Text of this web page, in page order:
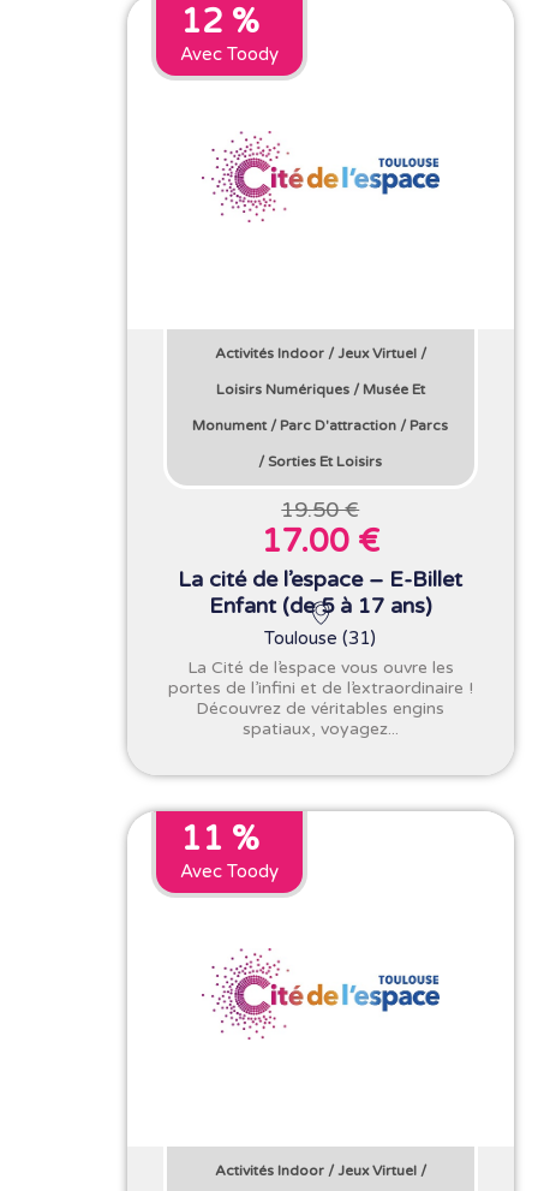
12 %
Avec Toody
Activités Indoor/ Jeux Virtuel/
Loisirs Numériques/ Musée Et
Monument/ Parc D'attraction / Parcs
/Sorties Et Loisirs
19.50 €
17.00 €
La cité de l’espace – E-Billet
Enfant (de 5 à 17 ans)
Toulouse (31)
La Cité de l’espace vous ouvre les
portes de l’infini et de l’extraordinaire !
Découvrez de véritables engins
spatiaux, voyagez...
11 %
Avec Toody
Activités Indoor/ Jeux Virtuel/